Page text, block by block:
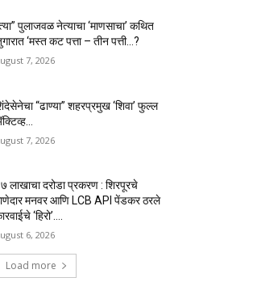
पुलाजवळ नेत्याचा ‘माणसाचा’ कथित
‘मस्त कट पत्ता – तीन पत्ती…?
7, 2026
“ढाण्या” शहरप्रमुख ‘शिवा’ फुल्ल
7, 2026
लाखाचा दरोडा प्रकरण : शिरपूरचे
मनवर आणि LCB API पेंडकर ठरले
‘हिरो’….
6, 2026
Load more